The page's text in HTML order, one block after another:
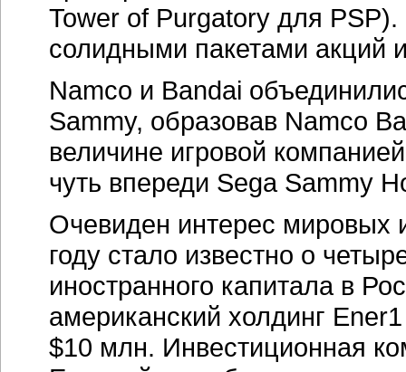
Tower of Purgatory для PSP).
солидными пакетами акций
Namco и Bandai
Sammy, образовав Namco
величине игровой
чуть впереди Sega Sammy
Очевиден интерес мировых
году стало известно о
иностранного капитала в
американский холдинг
$10 млн. Инвестиционная